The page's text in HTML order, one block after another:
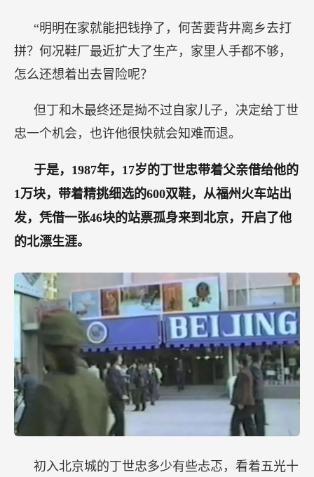
“明明在家就能把钱挣了，何苦要背井离乡去打
拼？何况鞋厂最近扩大了生产，家里人手都不够，
怎么还想着出去冒险呢？
但丁和木最终还是拗不过自家儿子，决定给丁世
忠一个机会，也许他很快就会知难而退。
于是，1987年，17岁的丁世忠带着父亲借给他的
1万块，带着精挑细选的600双鞋，从福州火车站出
发，凭借一张46块的站票孤身来到北京，开启了他
的北漂生涯。
初入北京城的丁世忠多少有些忐忑，看着五光十